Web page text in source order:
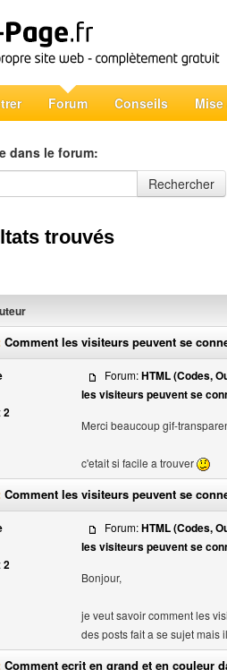
Forum Conseils Mise
dans le forum:
le forum
Rechercher
trouvés
Comment les visiteurs peuvent se
2
Forum:HTML (Codes,
les visiteurs peuvent se
Merci beaucoup gif-
c'etait si facile a trouver
Comment les visiteurs peuvent se
2
Forum:HTML (Codes,
les visiteurs peuvent se
Bonjour,
je veut savoir comment les
des posts fait a se sujet mais
Comment ecrit en grand et en couleur